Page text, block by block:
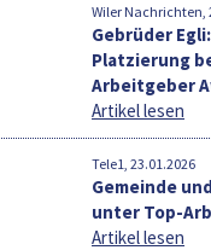
Wiler Nachrichten,
Gebrüder
Platzierung
Arbeitgeber
Artikel lesen
Tele1, 23.01.2026
Gemeinde
unter Top-
Artikel lesen